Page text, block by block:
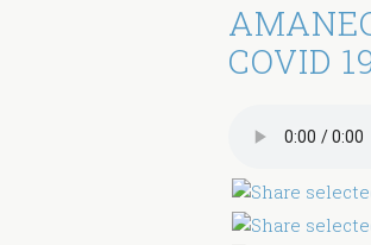
COVID